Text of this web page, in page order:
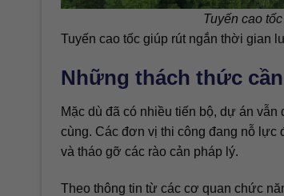
Tuyến cao
Tuyến cao tốc giúp rút ngắn thời gian
Những thách thức
Mặc dù đã có nhiều tiến bộ, dự án
cùng. Các đơn vị thi công đang nỗ lực
và tháo gỡ các rào cản pháp lý.
Theo thông tin từ các cơ quan chức